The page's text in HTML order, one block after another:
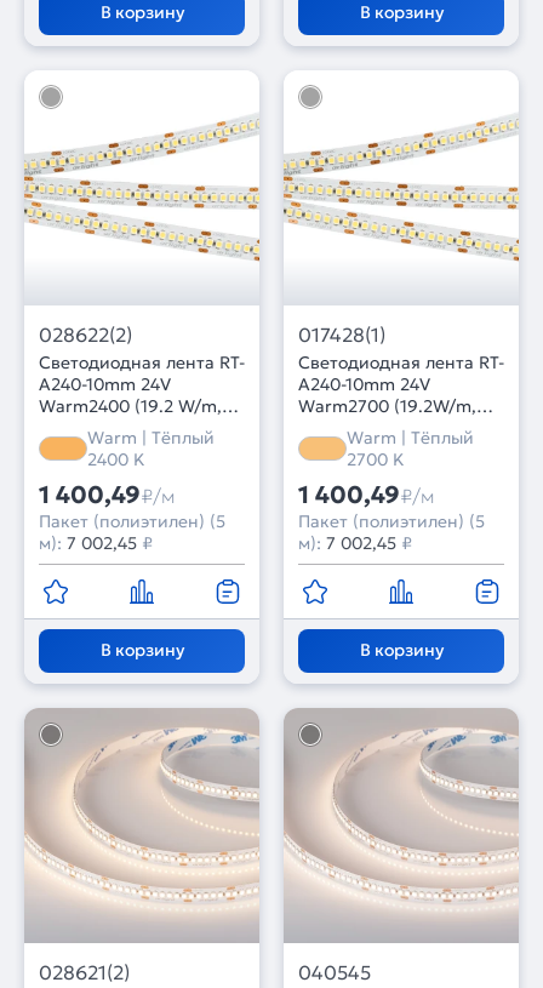
В корзину В корзину
028622(2)
Светодиодная лента RT-
A240-10mm 24V
Warm2400 (19.2 W/m,
IP20, 3528, 5m) (Arlight,
Открытый)
Warm | Тёплый
2400 K
1 400,49₽/м
Пакет (полиэтилен) (5
м): 7 002,45 ₽
В корзину
017428(1)
Светодиодная лента RT-
A240-10mm 24V
Warm2700 (19.2W/m,
IP20, 3528, 5m) (Arlight,
19.2 Вт/м, IP20)
Warm | Тёплый
2700 K
1 400,49₽/м
Пакет (полиэтилен) (5
м): 7 002,45 ₽
В корзину
028621(2) 040545